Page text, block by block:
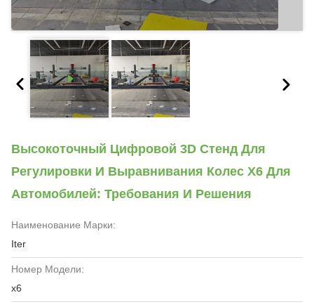
Высокоточный Цифровой 3D Стенд Для
Регулировки И Выравнивания Колес X6 Для
Автомобилей: Требования И Решения
Наименование Марки:
Iter
Номер Модели:
х6